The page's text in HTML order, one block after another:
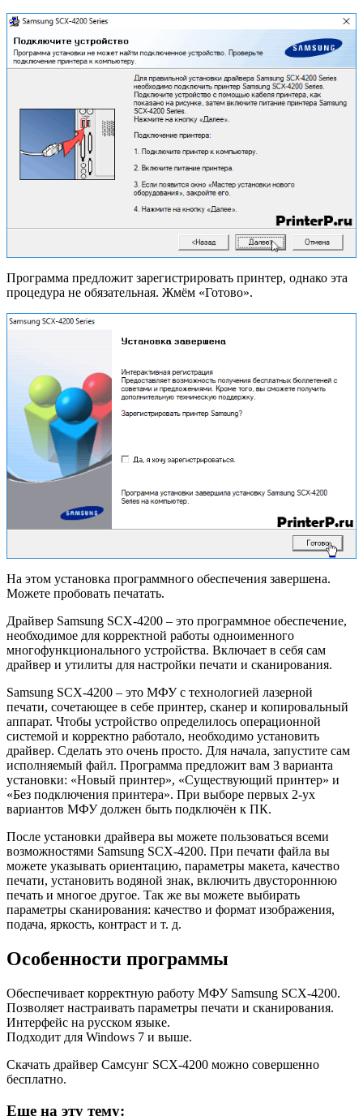
Программа предложит зарегистрировать принтер, однако эта
процедура не обязательная. Жмём «Готово».
На этом установка программного обеспечения завершена.
Можете пробовать печатать.
Драйвер Samsung SCX-4200 – это программное обеспечение,
необходимое для корректной работы одноименного
многофункционального устройства. Включает в себя сам
драйвер и утилиты для настройки печати и сканирования.
Samsung SCX-4200 – это МФУ с технологией лазерной
печати, сочетающее в себе принтер, сканер и копировальный
аппарат. Чтобы устройство определилось операционной
системой и корректно работало, необходимо установить
драйвер. Сделать это очень просто. Для начала, запустите сам
исполняемый файл. Программа предложит вам 3 варианта
установки: «Новый принтер», «Существующий принтер» и
«Без подключения принтера». При выборе первых 2-ух
вариантов МФУ должен быть подключён к ПК.
После установки драйвера вы можете пользоваться всеми
возможностями Samsung SCX-4200. При печати файла вы
можете указывать ориентацию, параметры макета, качество
печати, установить водяной знак, включить двустороннюю
печать и многое другое. Так же вы можете выбирать
параметры сканирования: качество и формат изображения,
подача, яркость, контраст и т. д.
Особенности программы
Обеспечивает корректную работу МФУ Samsung SCX-4200.
Позволяет настраивать параметры печати и сканирования.
Интерфейс на русском языке.
Подходит для Windows 7 и выше.
Скачать драйвер Самсунг SCX-4200 можно совершенно
бесплатно.
Еще на эту тему: